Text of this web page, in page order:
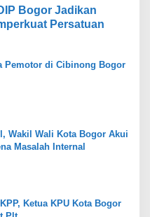
Bogor Jadikan
Persatuan
Pemotor di Cibinong Bogor
Wakil Wali Kota Bogor Akui
Masalah Internal
Ketua KPU Kota Bogor